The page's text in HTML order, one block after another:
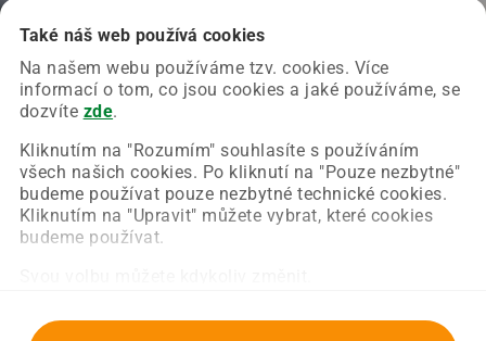
Také náš web používá cookies
Na našem webu používáme tzv. cookies. Více
informací o tom, co jsou cookies a jaké používáme, se
dozvíte zde.
Kliknutím na "Rozumím" souhlasíte s používáním
všech našich cookies. Po kliknutí na "Pouze nezbytné"
budeme používat pouze nezbytné technické cookies.
Kliknutím na "Upravit" můžete vybrat, které cookies
budeme používat.
Chyba nastala na naší straně a už ji opravujeme.
Zkuste prosím znovu načíst požadovanou stránku.
Obnovit stránku Úvodní strana